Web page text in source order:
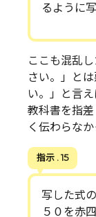
るように
ここも混乱
さい。」と
い。」と言
教科書を指
く伝わらなか
指示 . 15
写した式
５０を赤